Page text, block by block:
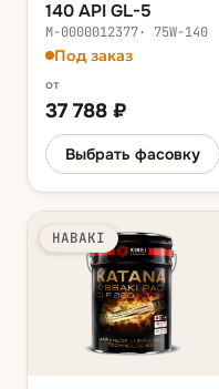
140 API GL-5
М-0000012377· 75W-140
Под заказ
от
37 788 ₽
Выбрать фасовку
HABAKI